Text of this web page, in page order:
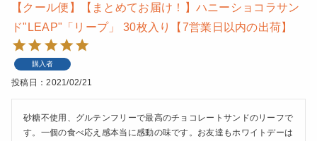
【クール便】【まとめてお届け！】ハニーショコラサン
ド"LEAP"「リープ」 30枚入り【7営業日以内の出荷】
購入者
投稿日 2021/02/21
砂糖不使用、グルテンフリーで最高のチョコレートサンドのリーフで
す。一個の食べ応え感本当に感動の味です。お友達もホワイトデーは